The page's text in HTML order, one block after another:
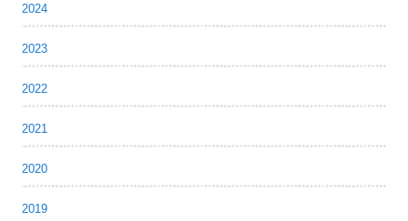
2024
2023
2022
2021
2020
2019